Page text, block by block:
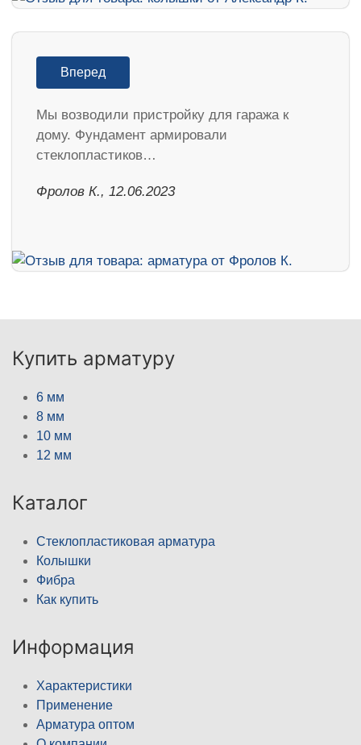
Вперед
Мы возводили пристройку для гаража к
дому. Фундамент армировали
стеклопластиков…
Фролов К., 12.06.2023
Купить арматуру
6 мм
8 мм
10 мм
12 мм
Каталог
Стеклопластиковая арматура
Колышки
Фибра
Как купить
Информация
Характеристики
Применение
Арматура оптом